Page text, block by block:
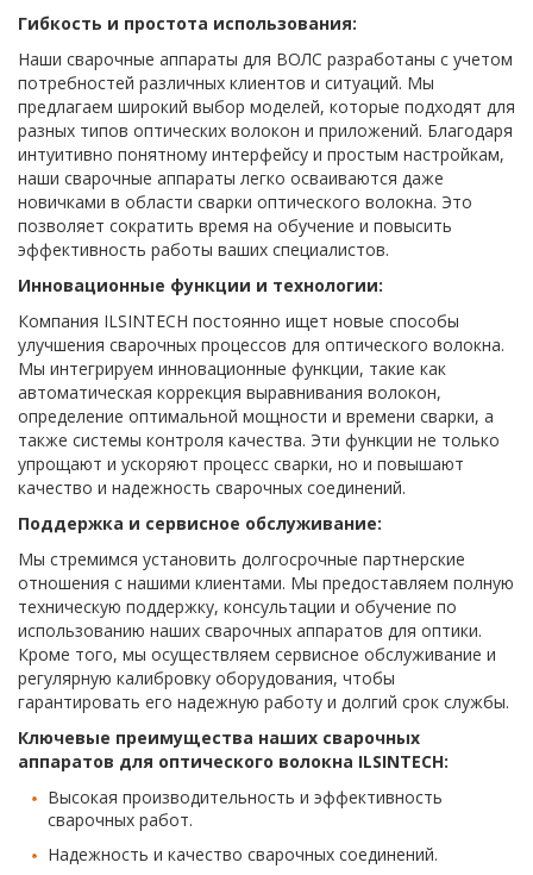
Гибкость и простота использования:
Наши сварочные аппараты для ВОЛС разработаны с учетом
потребностей различных клиентов и ситуаций. Мы
предлагаем широкий выбор моделей, которые подходят для
разных типов оптических волокон и приложений. Благодаря
интуитивно понятному интерфейсу и простым настройкам,
наши сварочные аппараты легко осваиваются даже
новичками в области сварки оптического волокна. Это
позволяет сократить время на обучение и повысить
эффективность работы ваших специалистов.
Инновационные функции и технологии:
Компания ILSINTECH постоянно ищет новые способы
улучшения сварочных процессов для оптического волокна.
Мы интегрируем инновационные функции, такие как
автоматическая коррекция выравнивания волокон,
определение оптимальной мощности и времени сварки, а
также системы контроля качества. Эти функции не только
упрощают и ускоряют процесс сварки, но и повышают
качество и надежность сварочных соединений.
Поддержка и сервисное обслуживание:
Мы стремимся установить долгосрочные партнерские
отношения с нашими клиентами. Мы предоставляем полную
техническую поддержку, консультации и обучение по
использованию наших сварочных аппаратов для оптики.
Кроме того, мы осуществляем сервисное обслуживание и
регулярную калибровку оборудования, чтобы
гарантировать его надежную работу и долгий срок службы.
Ключевые преимущества наших сварочных
аппаратов для оптического волокна ILSINTECH:
Высокая производительность и эффективность
сварочных работ.
Надежность и качество сварочных соединений.